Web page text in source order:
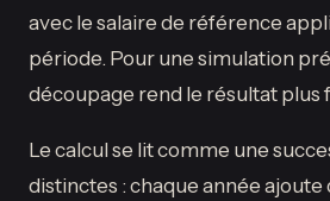
avec le salaire de référence
période. Pour une simulation
découpage rend le résultat plus
Le calcul se lit comme une
distinctes : chaque année ajoute